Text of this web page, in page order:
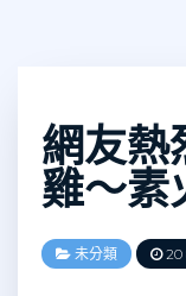
網友熱
雞～素
未分類 20